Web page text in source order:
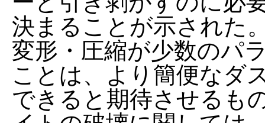
決まることが示された
変形・圧縮が少数のパ
ことは、より簡便なダ
できると期待させるも